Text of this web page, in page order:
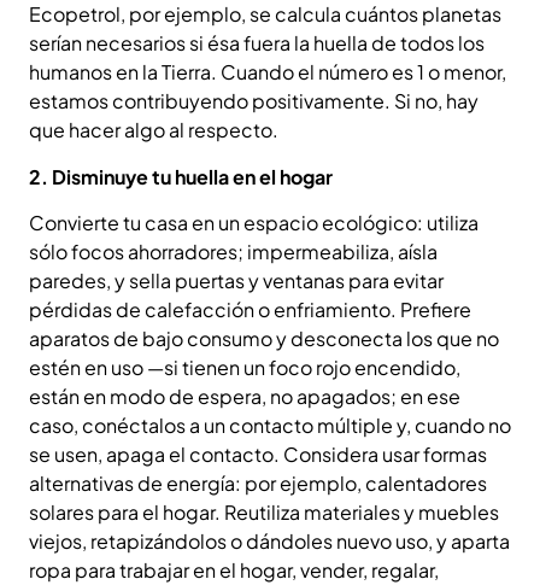
Ecopetrol, por ejemplo, se calcula cuántos planetas
serían necesarios si ésa fuera la huella de todos los
humanos en la Tierra. Cuando el número es 1 o menor,
estamos contribuyendo positivamente. Si no, hay
que hacer algo al respecto.
2. Disminuye tu huella en el hogar
Convierte tu casa en un espacio ecológico: utiliza
sólo focos ahorradores; impermeabiliza, aísla
paredes, y sella puertas y ventanas para evitar
pérdidas de calefacción o enfriamiento. Prefiere
aparatos de bajo consumo y desconecta los que no
estén en uso —si tienen un foco rojo encendido,
están en modo de espera, no apagados; en ese
caso, conéctalos a un contacto múltiple y, cuando no
se usen, apaga el contacto. Considera usar formas
alternativas de energía: por ejemplo, calentadores
solares para el hogar. Reutiliza materiales y muebles
viejos, retapizándolos o dándoles nuevo uso, y aparta
ropa para trabajar en el hogar, vender, regalar,